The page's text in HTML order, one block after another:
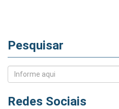
Pesquisar
Redes Sociais